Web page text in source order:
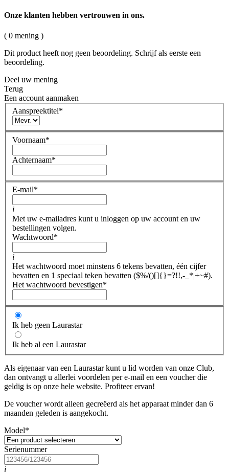
Onze klanten hebben vertrouwen in ons.
( 0 mening )
Dit product heeft nog geen beoordeling. Schrijf als eerste een
beoordeling.
Deel uw mening
Terug
Een account aanmaken
Aanspreektitel*
Voornaam*
Achternaam*
E-mail*
i
Met uw e-mailadres kunt u inloggen op uw account en uw
bestellingen volgen.
Wachtwoord*
i
Het wachtwoord moet minstens 6 tekens bevatten, één cijfer
bevatten en 1 speciaal teken bevatten ($%/()[]{}=?!!,-_*|+~#).
Het wachtwoord bevestigen*
Ik heb geen Laurastar
Ik heb al een Laurastar
Als eigenaar van een Laurastar kunt u lid worden van onze Club,
dan ontvangt u allerlei voordelen per e-mail en een voucher die
geldig is op onze hele website. Profiteer ervan!
De voucher wordt alleen gecreëerd als het apparaat minder dan 6
maanden geleden is aangekocht.
Model*
Serienummer
i